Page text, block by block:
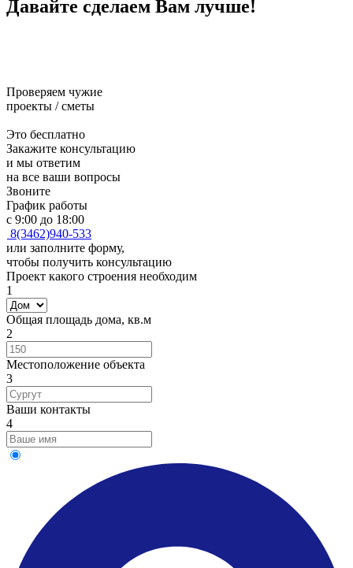
Давайте сделаем Вам лучше!
Проверяем чужие
проекты / сметы
Это бесплатно
Закажите консультацию
и мы ответим
на все ваши вопросы
Звоните
График работы
с 9:00 до 18:00
8(3462)940-533
или заполните форму,
чтобы получить консультацию
Проект какого строения необходим
1
Общая площадь дома, кв.м
2
Местоположение объекта
3
Ваши контакты
4